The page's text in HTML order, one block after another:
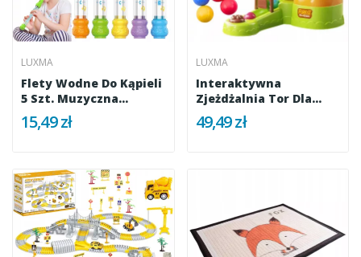
LUXMA
Flety Wodne Do Kąpieli
5 Szt. Muzyczna
Zabawka...
15,49 zł
LUXMA
Interaktywna
Zjeżdżalnia Tor Dla
Kulek Motyw...
49,49 zł